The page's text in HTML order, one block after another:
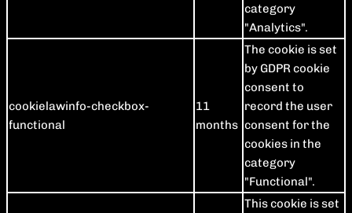
category
"Analytics".
cookielawinfo-checkbox-
functional
11
months
The cookie is set
by GDPR cookie
consent to
record the user
consent for the
cookies in the
category
"Functional".
This cookie is set